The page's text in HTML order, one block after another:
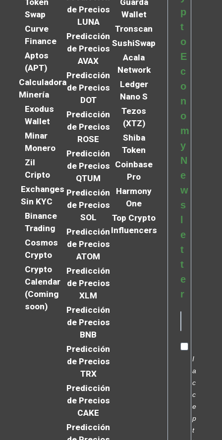
Swap
Curve
Finance
Aptos
(APT)
Calculadora
Minería
Exodus
Wallet
Minar
Monero
Zil
Cripto
Exchanges
Sin KYC
Binance
Trading
Cosmos
Crypto
Crypto
Calendar
(Coming
soon)
de Precios
LUNA
Predicción
de Precios
AVAX
Predicción
de Precios
DOT
Predicción
de Precios
ROSE
Predicción
de Precios
QTUM
Predicción
de Precios
SOL
Predicción
de Precios
ATOM
Predicción
de Precios
XLM
Predicción
de Precios
BNB
Predicción
de Precios
TRX
Predicción
de Precios
CAKE
Predicción
Wallet
Tronscan
SushiSwap
Acala
Network
Ledger
Nano S
Tezos
(XTZ)
Shiba
Token
Coinbase
Pro
Harmony
One
Top Crypto
Influencers
p
t
o
E
c
o
n
o
m
y
N
e
w
s
l
e
t
t
e
r
I
a
c
c
e
p
t